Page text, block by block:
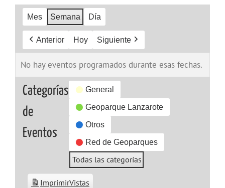
Mes Semana Día
Anterior Hoy Siguiente
No hay eventos programados durante esas fechas.
Categorías
de
Eventos
General
Geoparque Lanzarote
Otros
Red de Geoparques
Todas las categorías
ImprimirVistas